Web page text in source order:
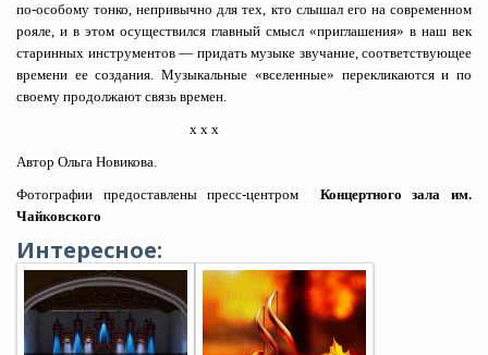
по-особому тонко, непривычно для тех, кто слышал его на современном
рояле, и в этом осуществился главный смысл «приглашения» в наш век
старинных инструментов — придать музыке звучание, соответствующее
времени ее создания. Музыкальные «вселенные» перекликаются и по
своему продолжают связь времен.
х х х
Автор Ольга Новикова.
Фотографии предоставлены пресс-центром Концертного зала им.
Чайковского
Интересное: